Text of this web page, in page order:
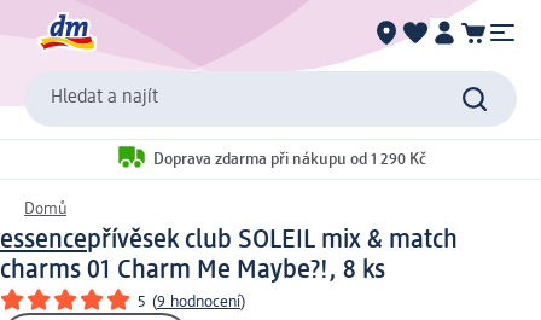
Hledat a najít
Doprava zdarma při nákupu od 1 290 Kč
Domů
essencepřívěsek club SOLEIL mix & match
charms 01 Charm Me Maybe?!, 8 ks
5 (9 hodnocení)